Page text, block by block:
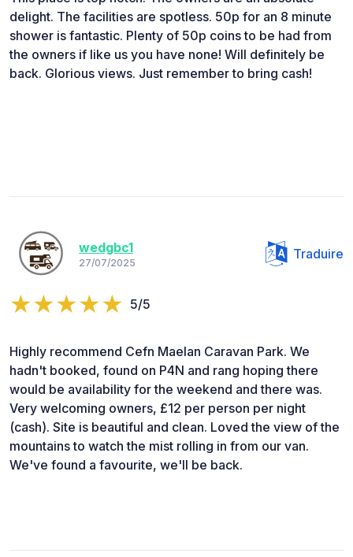
delight. The facilities are spotless. 50p for an 8 minute
shower is fantastic. Plenty of 50p coins to be had from
the owners if like us you have none! Will definitely be
back. Glorious views. Just remember to bring cash!
wedgbc1
27/07/2025
Traduire
5/5
Highly recommend Cefn Maelan Caravan Park. We
hadn't booked, found on P4N and rang hoping there
would be availability for the weekend and there was.
Very welcoming owners, £12 per person per night
(cash). Site is beautiful and clean. Loved the view of the
mountains to watch the mist rolling in from our van.
We've found a favourite, we'll be back.